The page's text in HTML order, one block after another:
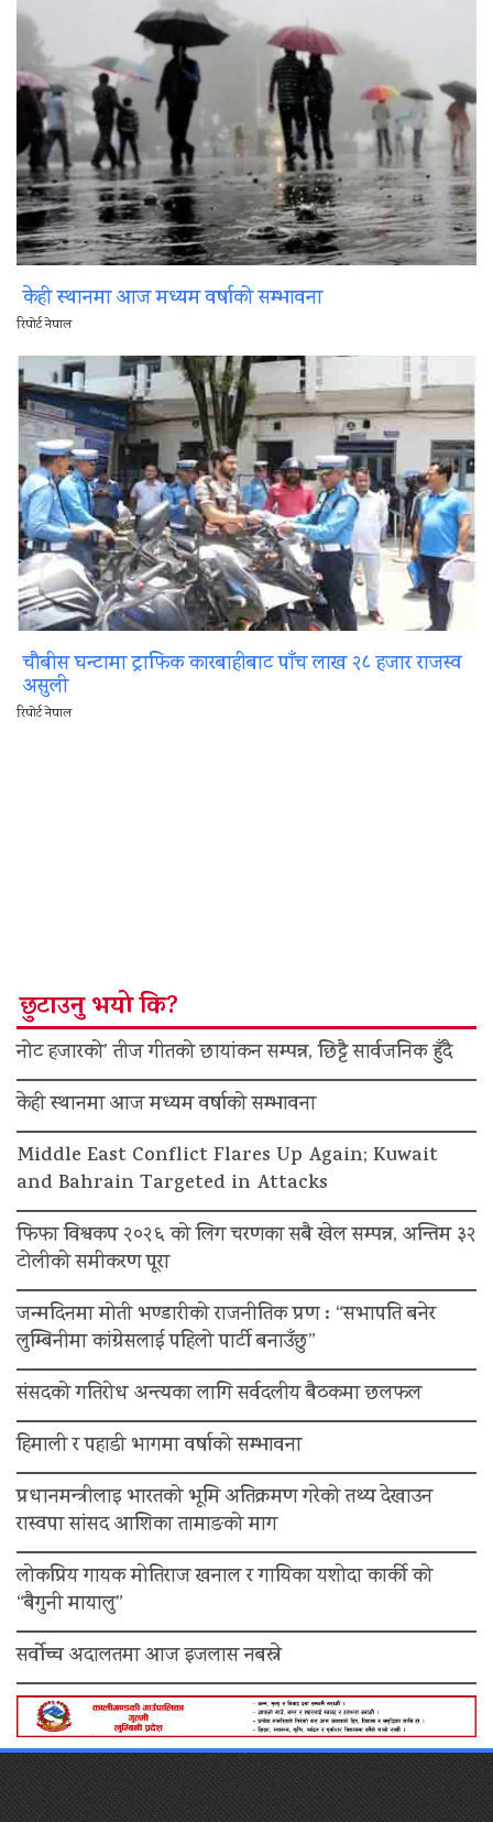
केही स्थानमा आज मध्यम वर्षाको सम्भावना
रिपोर्ट नेपाल
चौबीस घन्टामा ट्राफिक कारबाहीबाट पाँच लाख २८ हजार राजस्व
असुली
रिपोर्ट नेपाल
छुटाउनु भयो कि?
नोट हजारको’ तीज गीतको छायांकन सम्पन्न, छिट्टै सार्वजनिक हुँदै
केही स्थानमा आज मध्यम वर्षाको सम्भावना
Middle East Conflict Flares Up Again; Kuwait
and Bahrain Targeted in Attacks
फिफा विश्वकप २०२६ को लिग चरणका सबै खेल सम्पन्न, अन्तिम ३२
टोलीको समीकरण पूरा
जन्मदिनमा मोती भण्डारीको राजनीतिक प्रण : “सभापति बनेर
लुम्बिनीमा कांग्रेसलाई पहिलो पार्टी बनाउँछु”
संसदको गतिरोध अन्त्यका लागि सर्वदलीय बैठकमा छलफल
हिमाली र पहाडी भागमा वर्षाको सम्भावना
प्रधानमन्त्रीलाइ भारतको भूमि अतिक्रमण गरेको तथ्य देखाउन
रास्वपा सांसद आशिका तामाङको माग
लोकप्रिय गायक मोतिराज खनाल र गायिका यशोदा कार्की को
“बैगुनी मायालु”
सर्वोच्च अदालतमा आज इजलास नबस्ने